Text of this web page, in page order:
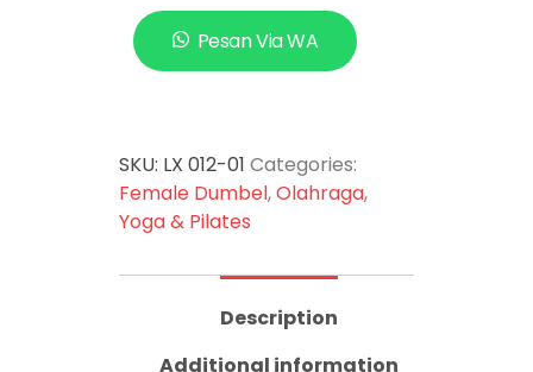
Pesan Via WA
SKU: LX 012-01 Categories:
Female Dumbel,Olahraga,
Yoga & Pilates
Description
Additional information